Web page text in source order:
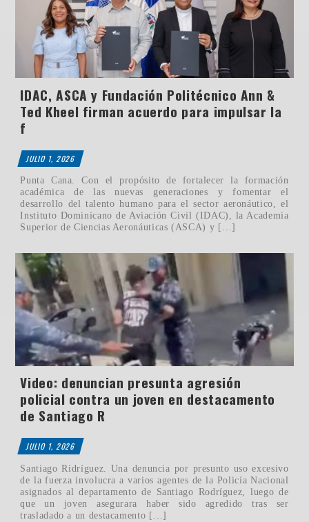
IDAC, ASCA y Fundación Politécnico Ann &
Ted Kheel firman acuerdo para impulsar la
f
JULIO 1, 2026
Punta Cana. Con el propósito de fortalecer la formación
académica de las nuevas generaciones y fomentar el
desarrollo del talento humano para el sector aeronáutico, el
Instituto Dominicano de Aviación Civil (IDAC), la Academia
Superior de Ciencias Aeronáuticas (ASCA) y […]
Video: denuncian presunta agresión
policial contra un joven en destacamento
de Santiago R
JULIO 1, 2026
Santiago Ridríguez. Una denuncia por presunto uso excesivo
de la fuerza involucra a varios agentes de la Policía Nacional
asignados al departamento de Santiago Rodríguez, luego de
que un joven asegurara haber sido agredido tras ser
trasladado a un destacamento […]